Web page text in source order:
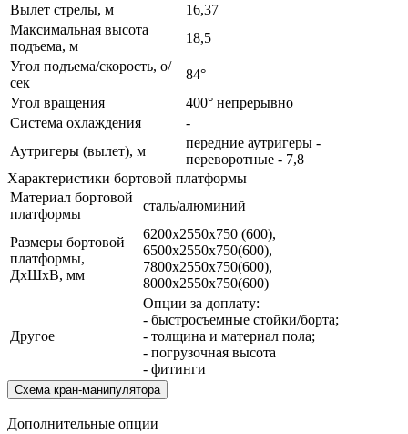
Вылет стрелы, м
16,37
Максимальная высота
подъема, м
18,5
Угол подъема/скорость, о/
сек
84°
Угол вращения
400° непрерывно
Система охлаждения
-
Аутригеры (вылет), м
передние аутригеры -
переворотные - 7,8
Характеристики бортовой платформы
Материал бортовой
платформы
сталь/алюминий
Размеры бортовой
платформы,
ДхШхВ, мм
6200х2550х750 (600),
6500х2550х750(600),
7800х2550х750(600),
8000х2550х750(600)
Другое
Опции за доплату:
- быстросъемные стойки/борта;
- толщина и материал пола;
- погрузочная высота
- фитинги
Схема кран-манипулятора
Дополнительные опции